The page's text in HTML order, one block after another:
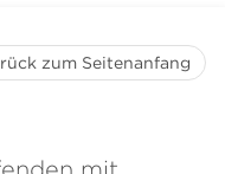
zum Seitenanfang